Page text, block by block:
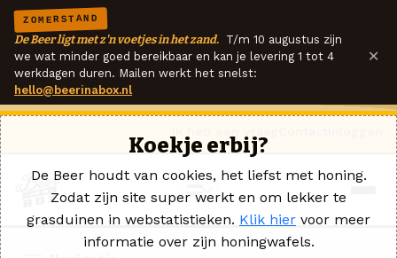
ZOMERSTAND
De Beer ligt met z'n voetjes in het zand. T/m 10 augustus zijn
we wat minder goed bereikbaar en kan je levering 1 tot 4
werkdagen duren. Mailen werkt het snelst:
hello@beerinabox.nl
×
Koekje erbij?
De Beer houdt van cookies, het liefst met honing.
Zodat zijn site super werkt en om lekker te
grasduinen in webstatistieken. Klik hier voor meer
informatie over zijn honingwafels.